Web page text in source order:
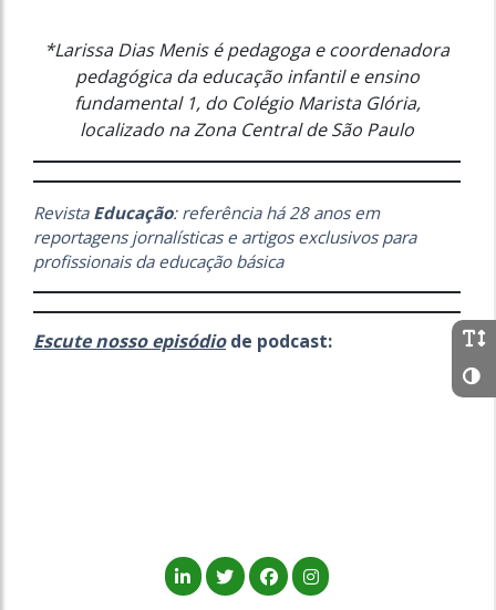
*Larissa Dias Menis é pedagoga e coordenadora
pedagógica da educação infantil e ensino
fundamental 1, do Colégio Marista Glória,
localizado na Zona Central de São Paulo
Revista Educação: referência há 28 anos em
reportagens jornalísticas e artigos exclusivos para
profissionais da educação básica
Escute nosso episódiode podcast: